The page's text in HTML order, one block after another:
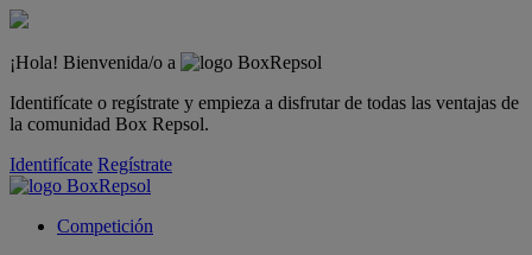
¡Hola! Bienvenida/o a
Identifícate o regístrate y empieza a disfrutar de todas las ventajas de
la comunidad Box Repsol.
Identifícate Regístrate
Competición